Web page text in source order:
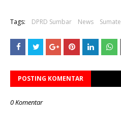
Tags: DPRD Sumbar News
POSTING KOMENTAR
0 Komentar